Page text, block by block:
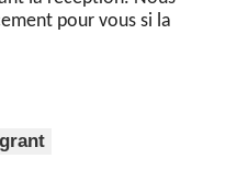
nous enverrons de
commande pour
avant de les